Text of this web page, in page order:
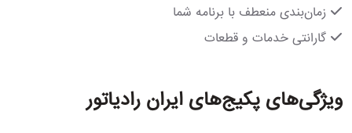
زمان‌بندی منعطف با برنامه شما
گارانتی خدمات و قطعات
ویژگی‌های پکیج‌های ایران رادیاتور